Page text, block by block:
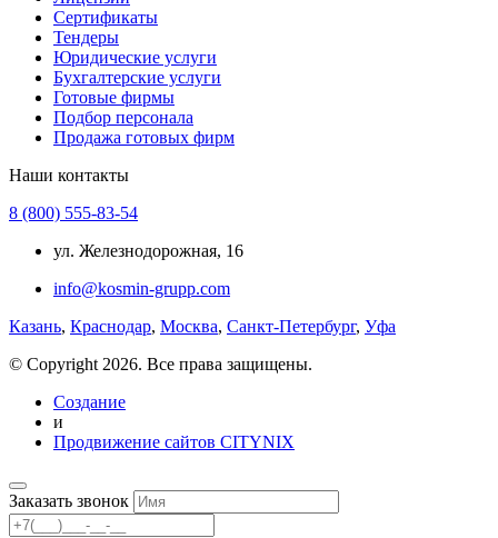
Сертификаты
Тендеры
Юридические услуги
Бухгалтерские услуги
Готовые фирмы
Подбор персонала
Продажа готовых фирм
Наши контакты
8 (800) 555-83-54
ул. Железнодорожная, 16
info@kosmin-grupp.com
Казань, Краснодар, Москва, Санкт-Петербург, Уфа
© Copyright 2026. Все права защищены.
Создание
и
Продвижение сайтов CITYNIX
Заказать звонок